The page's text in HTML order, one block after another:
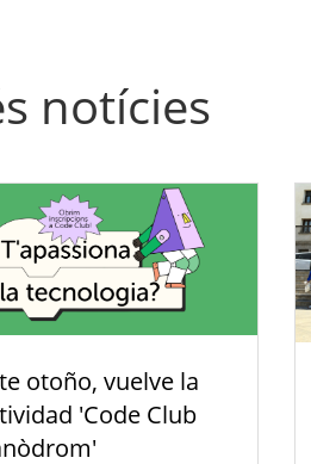
notícies
otoño, vuelve la
'Code Club